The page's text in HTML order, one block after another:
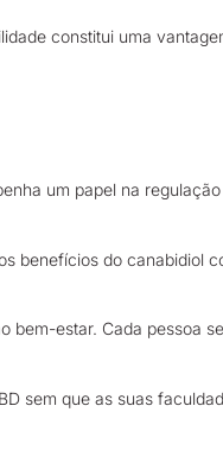
constitui uma
um papel na
benefícios do canabidiol
bem-estar. Cada pessoa
sem que as suas